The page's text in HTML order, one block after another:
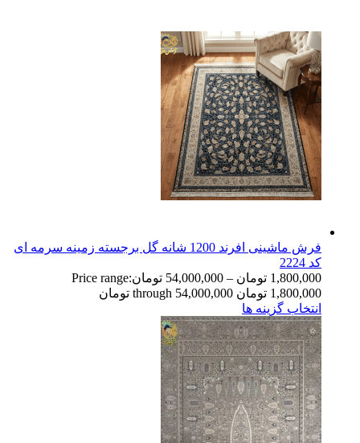
فرش ماشینی افرند 1200 شانه گل برجسته زمینه سرمه ای
کد 2224
1,800,000 تومان –
54,000,000 تومانPrice range:
1,800,000 تومان through 54,000,000 تومان
انتخاب گزینه ها